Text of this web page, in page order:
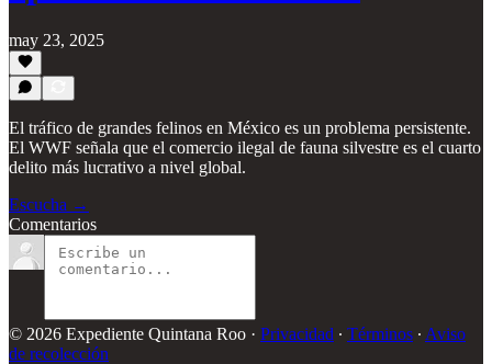
may 23, 2025
El tráfico de grandes felinos en México es un problema persistente.
El WWF señala que el comercio ilegal de fauna silvestre es el cuarto
delito más lucrativo a nivel global.
Escucha →
Comentarios
© 2026 Expediente Quintana Roo · Privacidad ∙ Términos ∙ Aviso
de recolección